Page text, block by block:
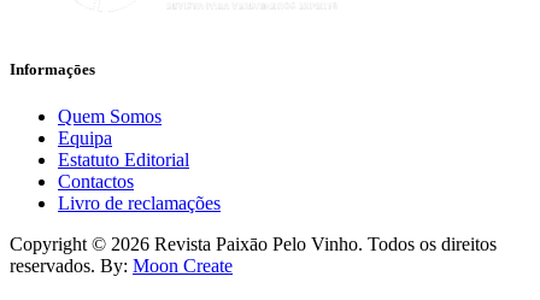
Informaçōes
Quem Somos
Equipa
Estatuto Editorial
Contactos
Livro de reclamações
facebook-
1
instagram
Copyright © 2026 Revista Paixāo Pelo Vinho. Todos os direitos
reservados. By: Moon Create